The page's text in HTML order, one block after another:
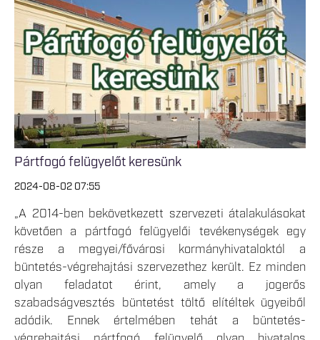
Pártfogó felügyelőt keresünk
2024-08-02 07:55
„A 2014-ben bekövetkezett szervezeti átalakulásokat
követően a pártfogó felügyelői tevékenységek egy
része a megyei/fővárosi kormányhivataloktól a
büntetés-végrehajtási szervezethez került. Ez minden
olyan feladatot érint, amely a jogerős
szabadságvesztés büntetést töltő elítéltek ügyeiből
adódik. Ennek értelmében tehát a büntetés-